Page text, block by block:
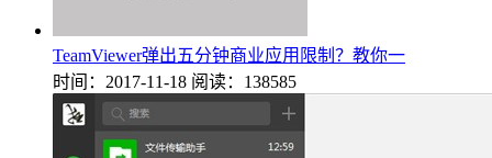
TeamViewer弹出五分钟商业应用限制？教你一
时间：2017-11-18 阅读：138585